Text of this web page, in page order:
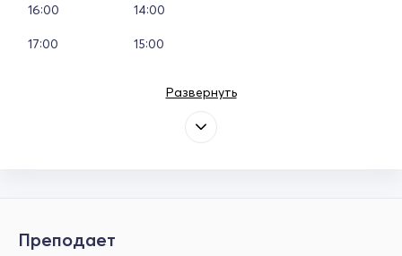
16:00
17:00
14:00
15:00
Развернуть
Преподает